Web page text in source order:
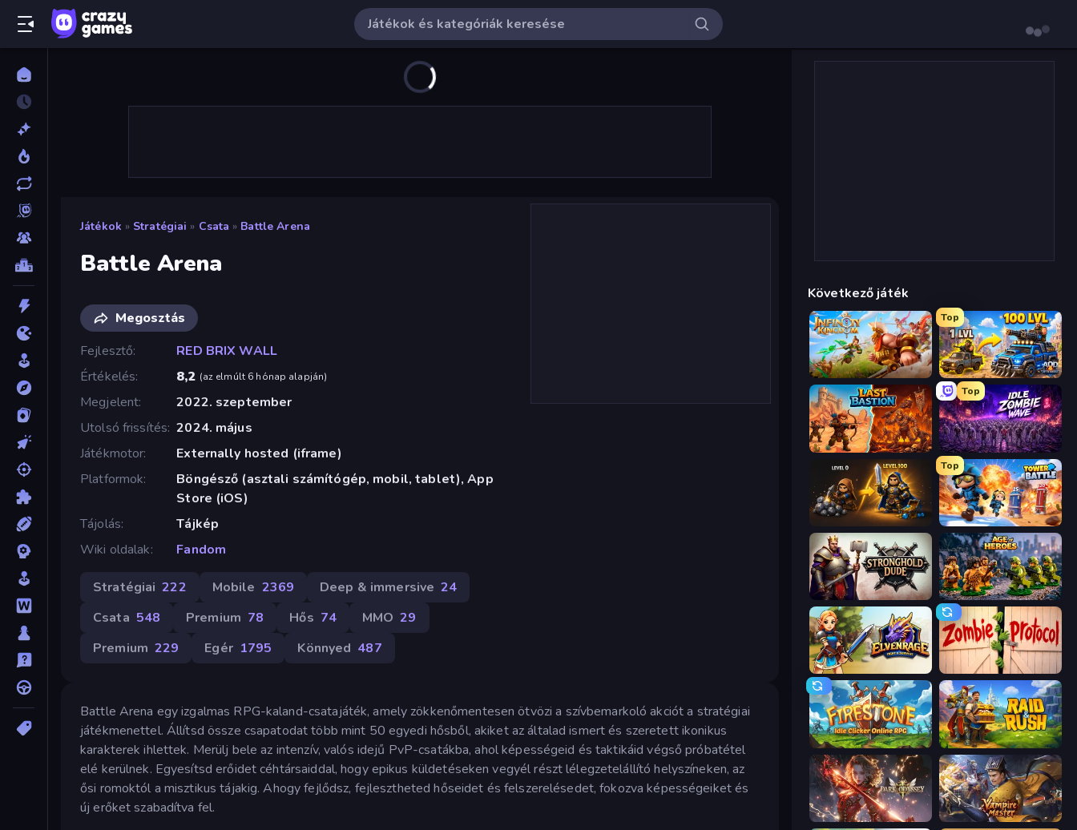
Játékok » Stratégiai » Csata » Battle Arena
Battle Arena
Megosztás
Fejlesztő
RED BRIX WALL
Értékelés
8,2 (az elmúlt 6 hónap alapján)
Megjelent
2022. szeptember
Utolsó frissítés 2024. május
Játékmotor
Externally hosted (iframe)
Platformok
Böngésző (asztali számítógép, mobil, tablet), App
Store (iOS)
Tájolás
Tájkép
Wiki oldalak
Fandom
Stratégiai 222 Mobile 2369 Deep & immersive 24
Csata 548 Premium 78 Hős 74 MMO 29
Premium 229 Egér 1795 Könnyed 487
Battle Arena egy izgalmas RPG-kaland-csatajáték, amely zökkenőmentesen ötvözi a szívbemarkoló akciót a stratégiai
játékmenettel. Állítsd össze csapatodat több mint 50 egyedi hősből, akiket az általad ismert és szeretett ikonikus
karakterek ihlettek. Merülj bele az intenzív, valós idejű PvP-csatákba, ahol képességeid és taktikáid végső próbatétel
elé kerülnek. Egyesítsd erőidet céhtársaiddal, hogy epikus küldetéseken vegyél részt lélegzetelállító helyszíneken, az
ősi romoktól a misztikus tájakig. Ahogy fejlődsz, fejlesztheted hőseidet és felszerelésedet, fokozva képességeiket és
új erőket szabadítva fel.
Következő játék
Infinity Kingdom
Top
AOD - Art Of Defense
Last Bastion
Top
Idle Zombie Wave: Survivors
Gothic Story RPG
Top
Tower Battle
Stronghold Dude Age of Heroes
Elvenrage Zombie Protocol
Firestone – Idle Clicker Online RPG Raid & Rush
Dark Odyssey Vampire Master